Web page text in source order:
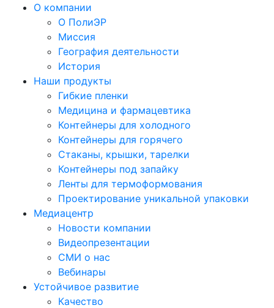
О компании
О ПолиЭР
Миссия
География деятельности
История
Наши продукты
Гибкие пленки
Медицина и фармацевтика
Контейнеры для холодного
Контейнеры для горячего
Стаканы, крышки, тарелки
Контейнеры под запайку
Ленты для термоформования
Проектирование уникальной упаковки
Медиацентр
Новости компании
Видеопрезентации
СМИ о нас
Вебинары
Устойчивое развитие
Качество